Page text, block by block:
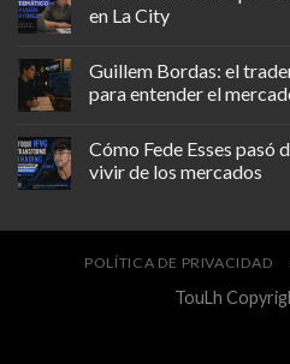
en La City
Guillem Bordas: el
para entender el
Cómo Fede Esses pasó
vivir de los mercados
POLÍTICA DE PRIVACIDAD
TouLh